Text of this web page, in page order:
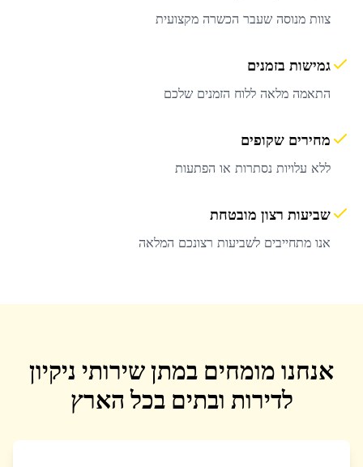
צוות מנוסה שעבר הכשרה מקצועית
גמישות בזמנים
התאמה מלאה ללוח הזמנים שלכם
מחירים שקופים
ללא עלויות נסתרות או הפתעות
שביעות רצון מובטחת
אנו מתחייבים לשביעות רצונכם המלאה
אנחנו מומחים במתן שירותי ניקיון
לדירות ובתים בכל הארץ